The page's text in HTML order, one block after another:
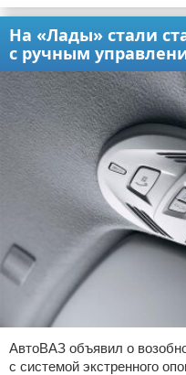
На «Лады» стали
с ручным
АвтоВАЗ объявил о
с системой экстренного